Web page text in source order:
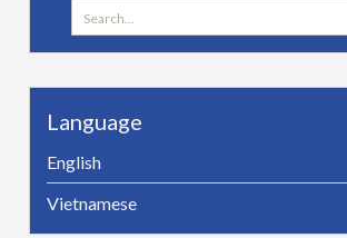
Search
for:
Language
English
Vietnamese